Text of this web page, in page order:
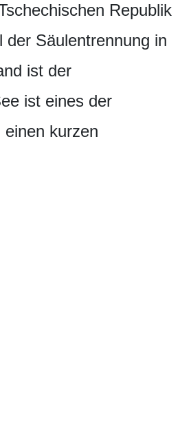
Republik
Säulentrennung in
ist der
ist eines der
kurzen